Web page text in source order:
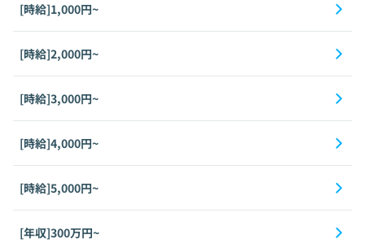
[時給]1,000円~
[時給]2,000円~
[時給]3,000円~
[時給]4,000円~
[時給]5,000円~
[年収]300万円~